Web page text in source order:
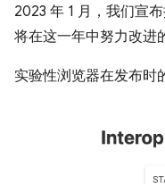
2023 年 1 月，我们宣
将在这一年中努力改进
实验性浏览器在发布时